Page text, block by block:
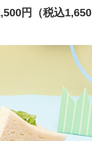
円（税込1,650